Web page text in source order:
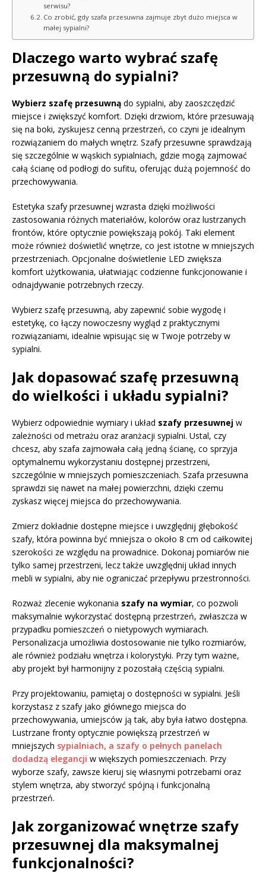
serwisu?
Co zrobić, gdy szafa przesuwna zajmuje zbyt dużo miejsca w
małej sypialni?
Dlaczego warto wybrać szafę
przesuwną do sypialni?
Wybierz szafę przesuwną do sypialni, aby zaoszczędzić
miejsce i zwiększyć komfort. Dzięki drzwiom, które przesuwają
się na boki, zyskujesz cenną przestrzeń, co czyni je idealnym
rozwiązaniem do małych wnętrz. Szafy przesuwne sprawdzają
się szczególnie w wąskich sypialniach, gdzie mogą zajmować
całą ścianę od podłogi do sufitu, oferując dużą pojemność do
przechowywania.
Estetyka szafy przesuwnej wzrasta dzięki możliwości
zastosowania różnych materiałów, kolorów oraz lustrzanych
frontów, które optycznie powiększają pokój. Taki element
może również doświetlić wnętrze, co jest istotne w mniejszych
przestrzeniach. Opcjonalne doświetlenie LED zwiększa
komfort użytkowania, ułatwiając codzienne funkcjonowanie i
odnajdywanie potrzebnych rzeczy.
Wybierz szafę przesuwną, aby zapewnić sobie wygodę i
estetykę, co łączy nowoczesny wygląd z praktycznymi
rozwiązaniami, idealnie wpisując się w Twoje potrzeby w
sypialni.
Jak dopasować szafę przesuwną
do wielkości i układu sypialni?
Wybierz odpowiednie wymiary i układ szafy przesuwnej w
zależności od metrażu oraz aranżacji sypialni. Ustal, czy
chcesz, aby szafa zajmowała całą jedną ścianę, co sprzyja
optymalnemu wykorzystaniu dostępnej przestrzeni,
szczególnie w mniejszych pomieszczeniach. Szafa przesuwna
sprawdzi się nawet na małej powierzchni, dzięki czemu
zyskasz więcej miejsca do przechowywania.
Zmierz dokładnie dostępne miejsce i uwzględnij głębokość
szafy, która powinna być mniejsza o około 8 cm od całkowitej
szerokości ze względu na prowadnice. Dokonaj pomiarów nie
tylko samej przestrzeni, lecz także uwzględnij układ innych
mebli w sypialni, aby nie ograniczać przepływu przestronności.
Rozważ zlecenie wykonania szafy na wymiar, co pozwoli
maksymalnie wykorzystać dostępną przestrzeń, zwłaszcza w
przypadku pomieszczeń o nietypowych wymiarach.
Personalizacja umożliwia dostosowanie nie tylko rozmiarów,
ale również podziału wnętrza i kolorystyki. Przy tym ważne,
aby projekt był harmonijny z pozostałą częścią sypialni.
Przy projektowaniu, pamiętaj o dostępności w sypialni. Jeśli
korzystasz z szafy jako głównego miejsca do
przechowywania, umiejsców ją tak, aby była łatwo dostępna.
Lustrzane fronty optycznie powiększą przestrzeń w
mniejszych sypialniach, a szafy o pełnych panelach
dodadzą elegancji w większych pomieszczeniach. Przy
wyborze szafy, zawsze kieruj się własnymi potrzebami oraz
stylem wnętrza, aby stworzyć spójną i funkcjonalną
przestrzeń.
Jak zorganizować wnętrze szafy
przesuwnej dla maksymalnej
funkcjonalności?